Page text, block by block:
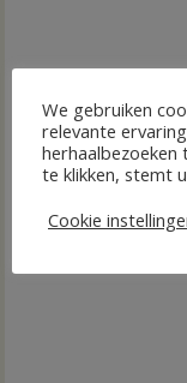
We gebruiken
relevante
te klikken, stemt
Cookie